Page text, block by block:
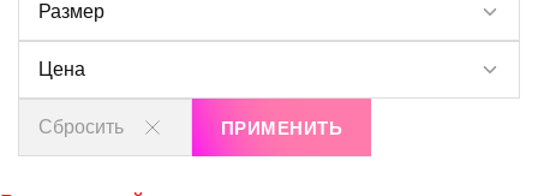
Размер
Цена
Сбросить ПРИМЕНИТЬ